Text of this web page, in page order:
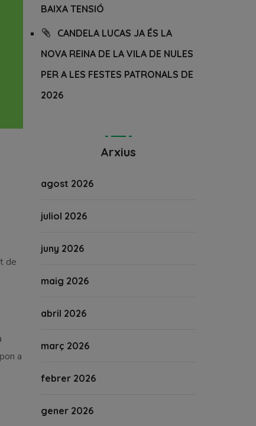
de
a
BAIXA TENSIÓ
CANDELA LUCAS JA ÉS LA
NOVA REINA DE LA VILA DE NULES
PER A LES FESTES PATRONALS DE
2026
Arxius
agost 2026
juliol 2026
juny 2026
maig 2026
abril 2026
març 2026
febrer 2026
gener 2026